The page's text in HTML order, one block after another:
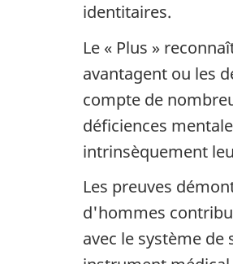
identitaires.
Le « Plus »
avantagent ou les
compte de
déficiences
intrinsèquement
Les preuves
d'hommes
avec le système